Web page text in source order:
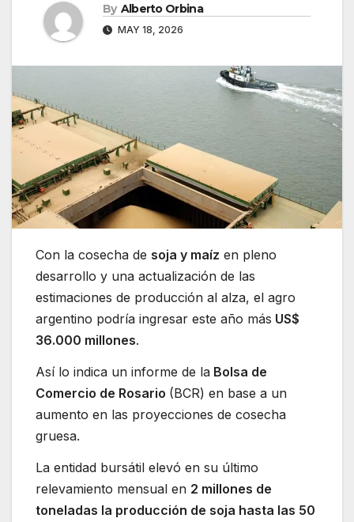
By Alberto Orbina
MAY 18, 2026
Con la cosecha de soja y maíz en pleno
desarrollo y una actualización de las
estimaciones de producción al alza, el agro
argentino podría ingresar este año más US$
36.000 millones.
Así lo indica un informe de la Bolsa de
Comercio de Rosario (BCR) en base a un
aumento en las proyecciones de cosecha
gruesa.
La entidad bursátil elevó en su último
relevamiento mensual en 2 millones de
toneladas la producción de soja hasta las 50